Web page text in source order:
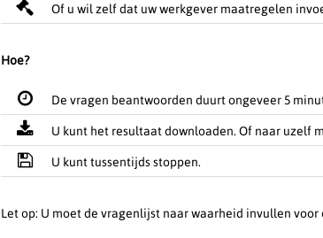
Of u wil zelf dat uw werkgever maatregelen
Hoe?
De vragen beantwoorden duurt ongeveer 5
U kunt het resultaat downloaden. Of naar uzelf
U kunt tussentijds stoppen.
Let op: U moet de vragenlijst naar waarheid invullen